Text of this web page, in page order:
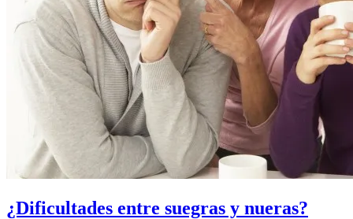
¿Dificultades entre suegras y nueras?